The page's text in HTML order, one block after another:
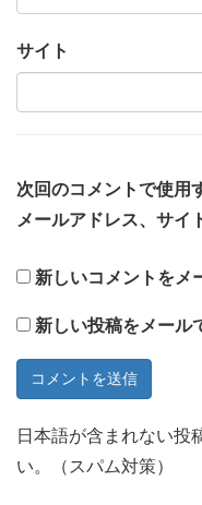
サイト
次回のコメントで使用
メールアドレス、サイ
新しいコメントをメ
新しい投稿をメール
日本語が含まれない投
い。（スパム対策）